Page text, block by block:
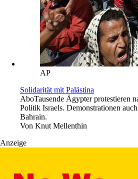
AP
Solidarität mit Palästina
AboTausende Ägypter protestieren
Politik Israels. Demonstrationen
Bahrain.
Von Knut Mellenthin
Anzeige